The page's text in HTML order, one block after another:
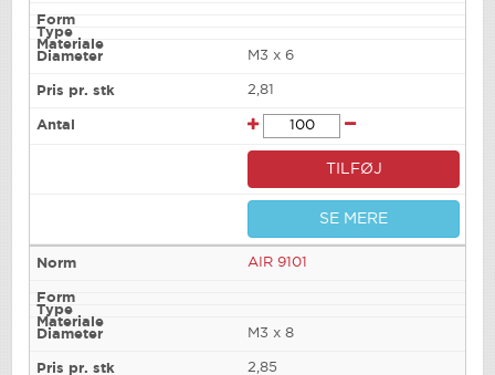
M3 x 6
2,81
TILFØJ
SE MERE
AIR 9101
M3 x 8
2,85